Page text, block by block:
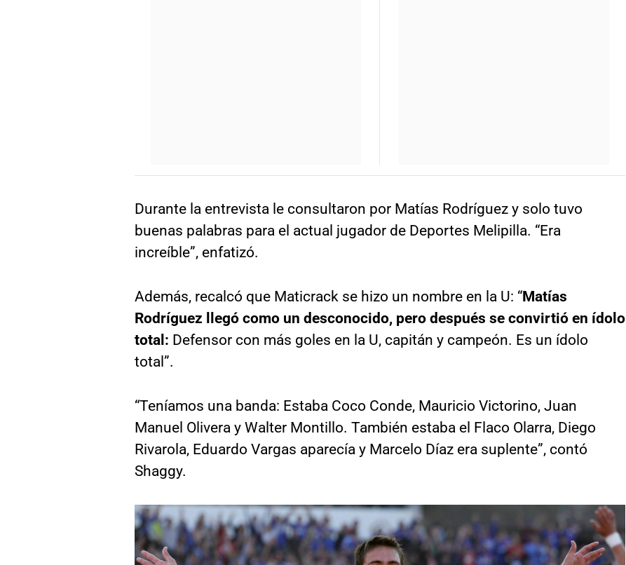
Durante la entrevista le consultaron por Matías Rodríguez y solo tuvo
buenas palabras para el actual jugador de Deportes Melipilla. “Era
increíble”, enfatizó.
Además, recalcó que Maticrack se hizo un nombre en la U: “Matías
Rodríguez llegó como un desconocido, pero después se convirtió en ídolo
total: Defensor con más goles en la U, capitán y campeón. Es un ídolo
total”.
“Teníamos una banda: Estaba Coco Conde, Mauricio Victorino, Juan
Manuel Olivera y Walter Montillo. También estaba el Flaco Olarra, Diego
Rivarola, Eduardo Vargas aparecía y Marcelo Díaz era suplente”, contó
Shaggy.